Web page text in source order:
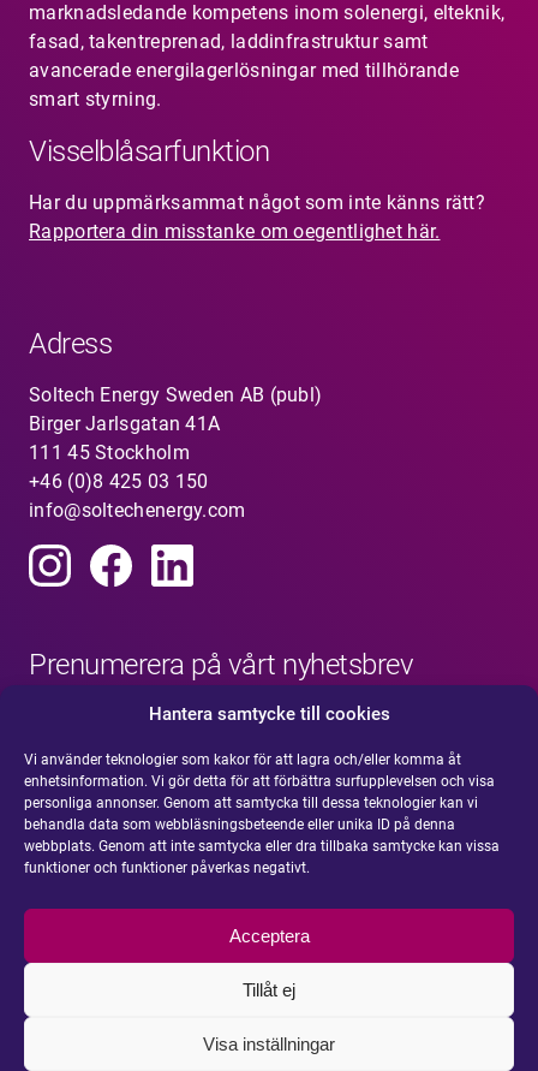
Hantera samtycke till cookies
Vi använder teknologier som kakor för att lagra och/eller komma åt
enhetsinformation. Vi gör detta för att förbättra surfupplevelsen och visa
personliga annonser. Genom att samtycka till dessa teknologier kan vi
behandla data som webbläsningsbeteende eller unika ID på denna
webbplats. Genom att inte samtycka eller dra tillbaka samtycke kan vissa
funktioner och funktioner påverkas negativt.
Acceptera
Tillåt ej
Visa inställningar
marknadsledande kompetens inom solenergi, elteknik,
fasad, takentreprenad, laddinfrastruktur samt
avancerade energilagerlösningar med tillhörande
smart styrning.
Visselblåsarfunktion
Har du uppmärksammat något som inte känns rätt?
Rapportera din misstanke om oegentlighet här.
Adress
Soltech Energy Sweden AB (publ)
Birger Jarlsgatan 41A
111 45 Stockholm
+46 (0)8 425 03 150
info@soltechenergy.com
Prenumerera på vårt nyhetsbrev